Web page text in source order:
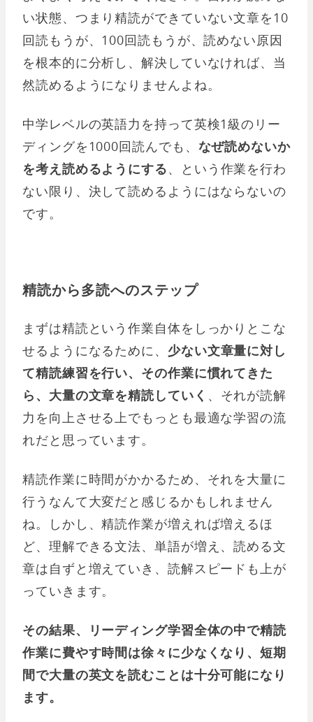
い状態、つまり精読ができていない文章を10
回読もうが、100回読もうが、読めない原因
を根本的に分析し、解決していなければ、当
然読めるようになりませんよね。
中学レベルの英語力を持って英検1級のリー
ディングを1000回読んでも、 なぜ読めないか
を考え読めるようにする、という作業を行わ
ない限り、決して読めるようにはならないの
です。
精読から多読へのステップ
まずは精読という作業自体をしっかりとこな
せるようになるために、 少ない文章量に対し
て精読練習を行い、その作業に慣れてきた
ら、大量の文章を精読していく 、それが読解
力を向上させる上でもっとも最適な学習の流
れだと思っています。
精読作業に時間がかかるため、それを大量に
行うなんて大変だと感じるかもしれません
ね。しかし、精読作業が増えれば増えるほ
ど、理解できる文法、単語が増え、読める文
章は自ずと増えていき、読解スピードも上が
っていきます。
その結果、リーディング学習全体の中で精読
作業に費やす時間は徐々に少なくなり、短期
間で大量の英文を読むことは十分可能になり
ます。